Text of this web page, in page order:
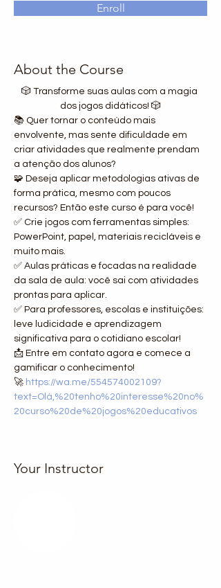
Enroll
About the Course
🎲 Transforme suas aulas com a magia
dos jogos didáticos! 🎲
📚 Quer tornar o conteúdo mais
envolvente, mas sente dificuldade em
criar atividades que realmente prendam
a atenção dos alunos?
🧩 Deseja aplicar metodologias ativas de
forma prática, mesmo com poucos
recursos? Então este curso é para você!
✅ Crie jogos com ferramentas simples:
PowerPoint, papel, materiais recicláveis e
muito mais.
✅ Aulas práticas e focadas na realidade
da sala de aula: você sai com atividades
prontas para aplicar.
✅ Para professores, escolas e instituições:
leve ludicidade e aprendizagem
significativa para o cotidiano escolar!
📩 Entre em contato agora e comece a
gamificar o conhecimento!
🚀 https://wa.me/554574002109?
text=Olá,%20tenho%20interesse%20no%
20curso%20de%20jogos%20educativos
Your Instructor